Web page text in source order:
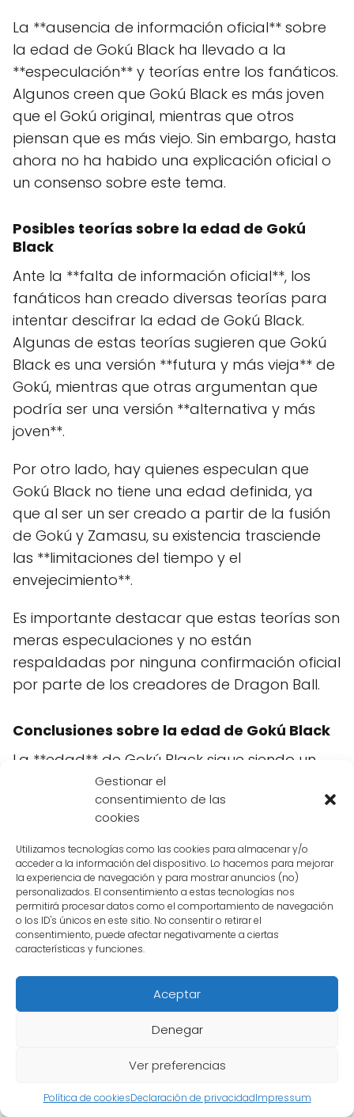
Gestionar el
consentimiento de las
cookies
Utilizamos tecnologías como las cookies para almacenar y/o
acceder a la información del dispositivo. Lo hacemos para mejorar
la experiencia de navegación y para mostrar anuncios (no)
personalizados. El consentimiento a estas tecnologías nos
permitirá procesar datos como el comportamiento de navegación
o los ID's únicos en este sitio. No consentir o retirar el
consentimiento, puede afectar negativamente a ciertas
características y funciones.
Aceptar
Denegar
Ver preferencias
Política de cookiesDeclaración de privacidadImpressum
La **ausencia de información oficial** sobre
la edad de Gokú Black ha llevado a la
**especulación** y teorías entre los fanáticos.
Algunos creen que Gokú Black es más joven
que el Gokú original, mientras que otros
piensan que es más viejo. Sin embargo, hasta
ahora no ha habido una explicación oficial o
un consenso sobre este tema.
Posibles teorías sobre la edad de Gokú
Black
Ante la **falta de información oficial**, los
fanáticos han creado diversas teorías para
intentar descifrar la edad de Gokú Black.
Algunas de estas teorías sugieren que Gokú
Black es una versión **futura y más vieja** de
Gokú, mientras que otras argumentan que
podría ser una versión **alternativa y más
joven**.
Por otro lado, hay quienes especulan que
Gokú Black no tiene una edad definida, ya
que al ser un ser creado a partir de la fusión
de Gokú y Zamasu, su existencia trasciende
las **limitaciones del tiempo y el
envejecimiento**.
Es importante destacar que estas teorías son
meras especulaciones y no están
respaldadas por ninguna confirmación oficial
por parte de los creadores de Dragon Ball.
Conclusiones sobre la edad de Gokú Black
La **edad** de Gokú Black sigue siendo un
misterio sin resolver en el universo de Dragon
Ball. Aunque los fanáticos han desarrollado
teorías interesantes, no existe una explicación
oficial o consenso sobre este tema.
Es posible que los creadores de Dragon Ball
mantengan la edad de Gokú Black en
secreto a propósito, dejando este aspecto
abierto a la interpretación de los fanáticos y
generando aún más **intriga** en torno a
este enigmático personaje.
Mientras tanto, los seguidores de Dragon Ball
seguirán **debatie